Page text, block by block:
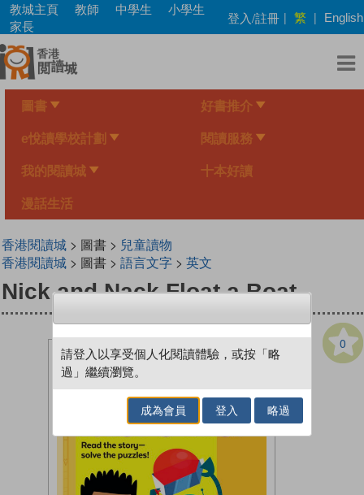
Skip
main
content
教城主頁 教師 中學生
小學生
家長
登入/註冊 | 繁 | English
圖書 好書推介
e悅讀學校計劃 閱讀服務
我的閱讀城 十本好讀
漫話生活
香港閱讀城> 圖書 > 兒童讀物
香港閱讀城> 圖書 > 語言文字> 英文
Nick and Nack Float a Boat
0
請登入以享受個人化閱讀體驗，或按「略
過」繼續瀏覽。
成為會員 登入 略過